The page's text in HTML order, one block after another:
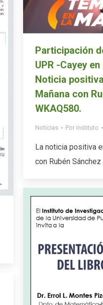
Participación
UPR -Cayey
Noticia
Mañana con
WKAQ580.
Noticias Por instituto
La noticia positiva
con Rubén